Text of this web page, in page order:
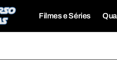
Filmes e Séries